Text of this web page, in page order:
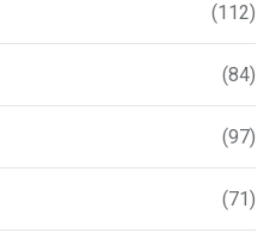
(112)
(84)
(97)
(71)